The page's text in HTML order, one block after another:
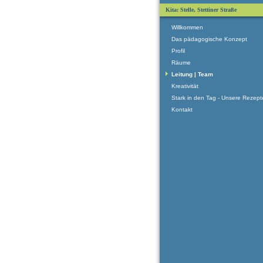
Kita: Stelle, Stettiner Straße
Willkommen
Das pädagogische Konzept
Profil
Räume
Leitung | Team
Kreativität
Stark in den Tag - Unsere
Kontakt